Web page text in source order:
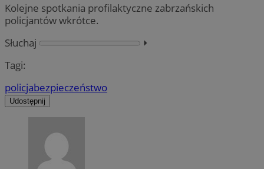
Kolejne spotkania profilaktyczne zabrzańskich
policjantów wkrótce.
Słuchaj
⏵︎
Tagi:
policjabezpieczeństwo
Udostępnij